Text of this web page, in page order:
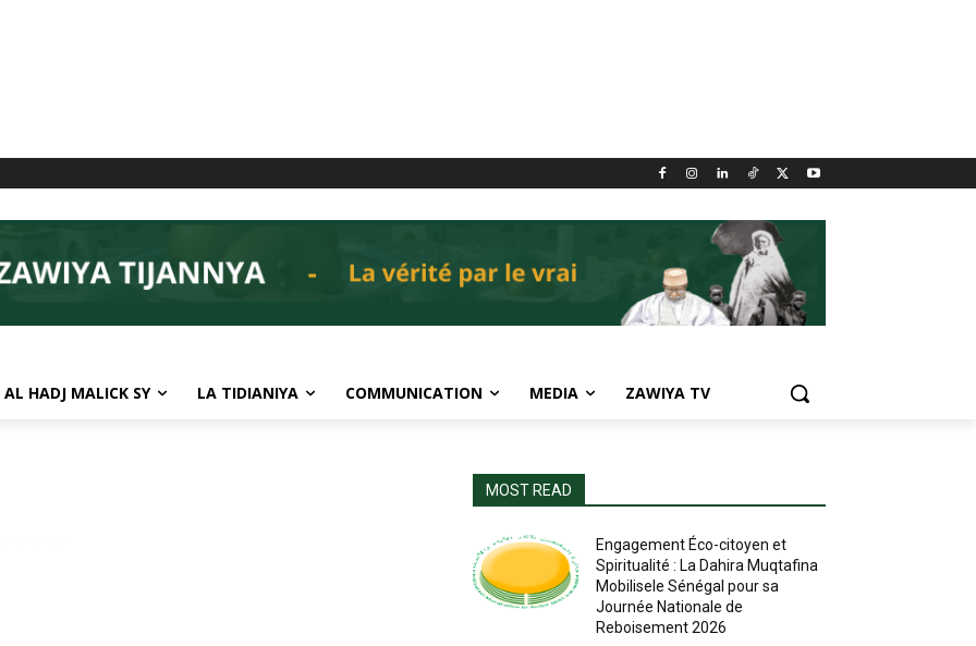
AL HADJ MALICK SY LA TIDIANIYA COMMUNICATION MEDIA ZAWIYA TV
MOST READ
Engagement Éco-citoyen et
Spiritualité : La Dahira Muqtafina
Mobilisele Sénégal pour sa
Journée Nationale de
Reboisement 2026